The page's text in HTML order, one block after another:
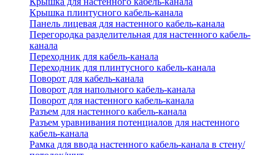
Крышка плинтусного кабель-канала
Панель лицевая для настенного кабель-канала
Перегородка разделительная для настенного кабель-
канала
Переходник для кабель-канала
Переходник для плинтусного кабель-канала
Поворот для кабель-канала
Поворот для напольного кабель-канала
Поворот для настенного кабель-канала
Разъем для настенного кабель-канала
Разъем уравнивания потенциалов для настенного
кабель-канала
Рамка для ввода настенного кабель-канала в стену/